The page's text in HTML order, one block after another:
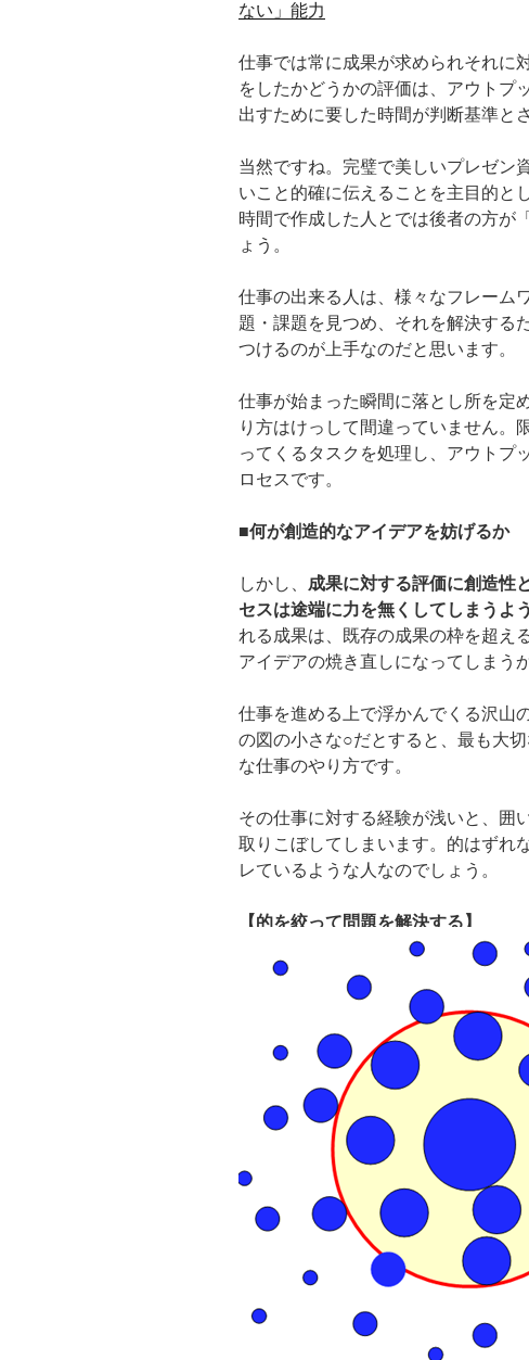
ない」能力
仕事では常に成果が求められそれに
をしたかどうかの評価は、アウトプ
出すために要した時間が判断基準と
当然ですね。完璧で美しいプレゼン
いこと的確に伝えることを主目的と
時間で作成した人とでは後者の方が
ょう。
仕事の出来る人は、様々なフレーム
題・課題を見つめ、それを解決する
つけるのが上手なのだと思います。
仕事が始まった瞬間に落とし所を定
り方はけっして間違っていません。
ってくるタスクを処理し、アウトプ
ロセスです。
■何が創造的なアイデアを妨げるか
しかし、 成果に対する評価に創造性
セスは途端に力を無くしてしまうよ
れる成果は、既存の成果の枠を超え
アイデアの焼き直しになってしまう
仕事を進める上で浮かんでくる沢山
の図の小さな○だとすると、最も大
な仕事のやり方です。
その仕事に対する経験が浅いと、囲
取りこぼしてしまいます。的はずれ
レているような人なのでしょう。
【的を絞って問題を解決する】